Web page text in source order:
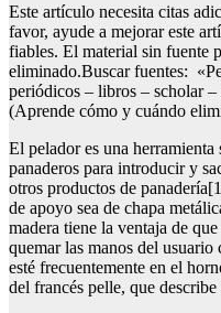
Este artículo necesita citas
favor, ayude a mejorar este
fiables. El material sin fuente
eliminado.Buscar fuentes:
periódicos – libros – scholar
(Aprende cómo y cuándo
El pelador es una
panaderos para introducir y
otros productos de
de apoyo sea de chapa
madera tiene la ventaja de
quemar las manos del
esté frecuentemente en el
del francés pelle, que